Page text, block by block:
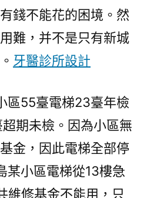
錢不能花的困境。然
難，并不是只有新城
牙醫診所設計
區55臺電梯23臺年檢
期未檢。因為小區無
金，因此電梯全部停
某小區電梯從13樓急
維修基金不能用，只